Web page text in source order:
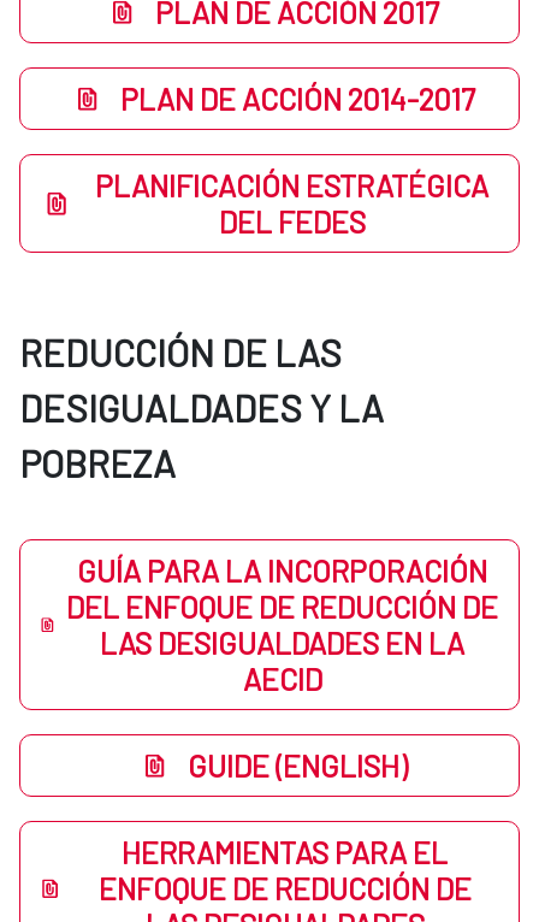
PLAN DE ACCIÓN 2017
PLAN DE ACCIÓN 2014-2017
PLANIFICACIÓN ESTRATÉGICA
DEL FEDES
REDUCCIÓN DE LAS
DESIGUALDADES Y LA
POBREZA
GUÍA PARA LA INCORPORACIÓN
DEL ENFOQUE DE REDUCCIÓN DE
LAS DESIGUALDADES EN LA
AECID
GUIDE (ENGLISH)
HERRAMIENTAS PARA EL
ENFOQUE DE REDUCCIÓN DE